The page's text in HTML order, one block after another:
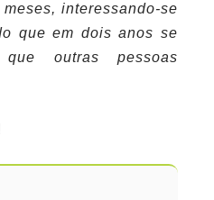
interessando-se
que em dois anos se
outras pessoas